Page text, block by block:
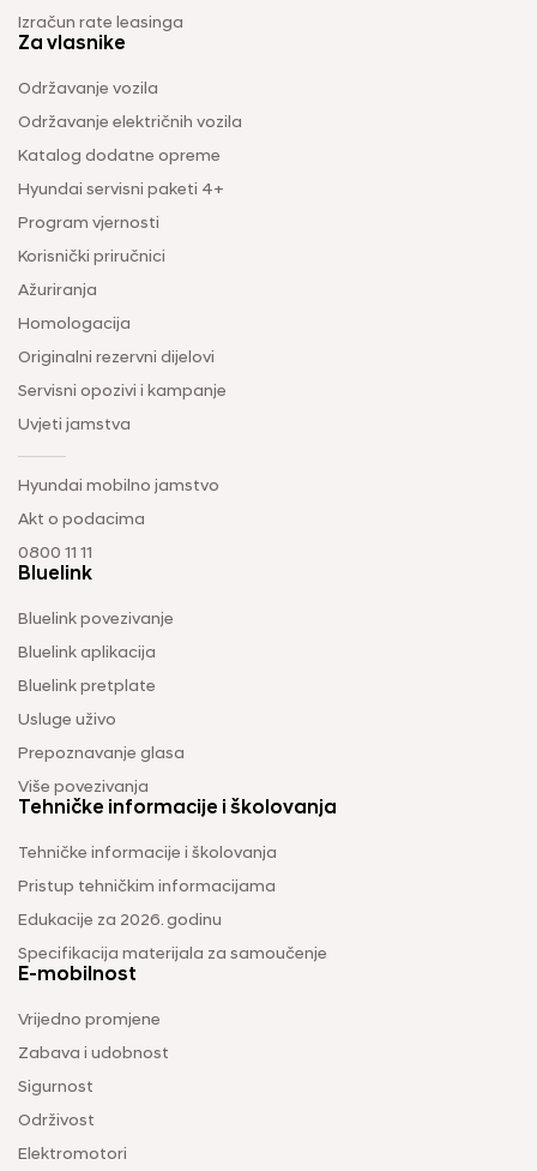
Izračun rate leasinga
Za vlasnike
Održavanje vozila
Održavanje električnih vozila
Katalog dodatne opreme
Hyundai servisni paketi 4+
Program vjernosti
Korisnički priručnici
Ažuriranja
Homologacija
Originalni rezervni dijelovi
Servisni opozivi i kampanje
Uvjeti jamstva
Hyundai mobilno jamstvo
Akt o podacima
0800 11 11
Bluelink
Bluelink povezivanje
Bluelink aplikacija
Bluelink pretplate
Usluge uživo
Prepoznavanje glasa
Više povezivanja
Tehničke informacije i školovanja
Tehničke informacije i školovanja
Pristup tehničkim informacijama
Edukacije za 2026. godinu
Specifikacija materijala za samoučenje
E-mobilnost
Vrijedno promjene
Zabava i udobnost
Sigurnost
Održivost
Elektromotori